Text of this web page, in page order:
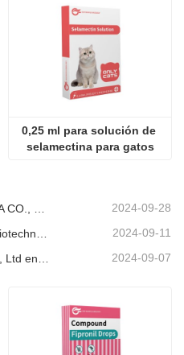
0,25 ml para solución de
selamectina para gatos
2024-09-28
2024-09-11
Jinan GSY Biotechnology Co., Ltd en la exposición VIV de Nanjing 2024-09-07